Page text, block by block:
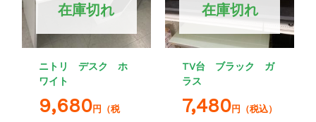
在庫切れ
ニトリ デスク ホ
ワイト
9,680円（税
在庫切れ
TV台 ブラック ガ
ラス
7,480円（税込）